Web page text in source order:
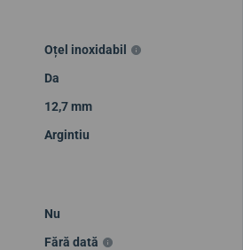
Oțel inoxidabil
Da
12,7 mm
Argintiu
Nu
Fără dată